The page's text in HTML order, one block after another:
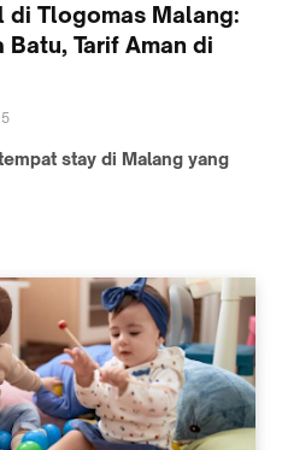
di Tlogomas Malang:
Tarif Aman di
stay di Malang yang